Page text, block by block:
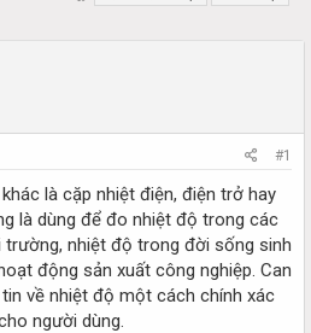
#1
là cặp nhiệt điện, điện trở hay
là dùng để đo nhiệt độ trong các
nhiệt độ trong đời sống sinh
động sản xuất công nghiệp. Can
về nhiệt độ một cách chính xác
người dùng.​